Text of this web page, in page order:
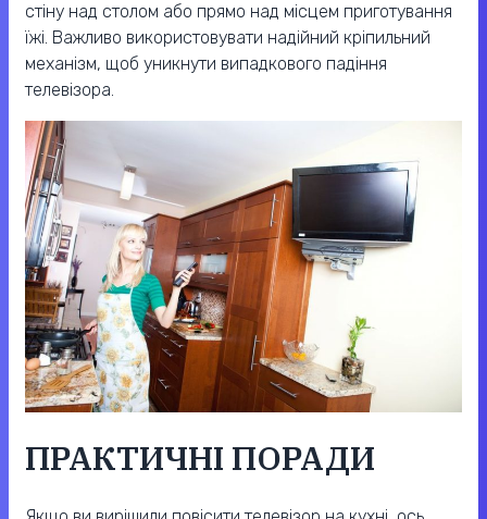
стіну над столом або прямо над місцем приготування
їжі. Важливо використовувати надійний кріпильний
механізм, щоб уникнути випадкового падіння
телевізора.
ПРАКТИЧНІ ПОРАДИ